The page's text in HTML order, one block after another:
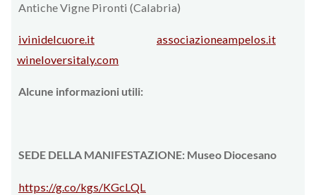
Antiche Vigne Pironti (Calabria)
ivinidelcuore.it
associazioneampelos.it
wineloversitaly.com
Alcune informazioni utili:
SEDE DELLA MANIFESTAZIONE: Museo Diocesano
https://g.co/kgs/KGcLQL